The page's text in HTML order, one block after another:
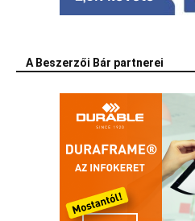
A Beszerzői Bár partnerei